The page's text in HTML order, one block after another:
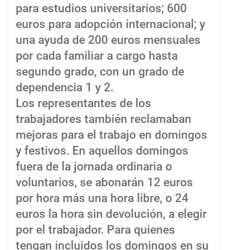
para estudios universitarios; 600
euros para adopción internacional; y
una ayuda de 200 euros mensuales
por cada familiar a cargo hasta
segundo grado, con un grado de
dependencia 1 y 2.
Los representantes de los
trabajadores también reclamaban
mejoras para el trabajo en domingos
y festivos. En aquellos domingos
fuera de la jornada ordinaria o
voluntarios, se abonarán 12 euros
por hora más una hora libre, o 24
euros la hora sin devolución, a elegir
por el trabajador. Para quienes
tengan incluidos los domingos en su